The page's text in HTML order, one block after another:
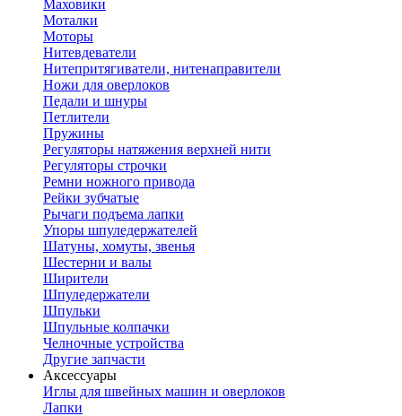
Маховики
Моталки
Моторы
Нитевдеватели
Нитепритягиватели, нитенаправители
Ножи для оверлоков
Педали и шнуры
Петлители
Пружины
Регуляторы натяжения верхней нити
Регуляторы строчки
Ремни ножного привода
Рейки зубчатые
Рычаги подъема лапки
Упоры шпуледержателей
Шатуны, хомуты, звенья
Шестерни и валы
Ширители
Шпуледержатели
Шпульки
Шпульные колпачки
Челночные устройства
Другие запчасти
Аксессуары
Иглы для швейных машин и оверлоков
Лапки